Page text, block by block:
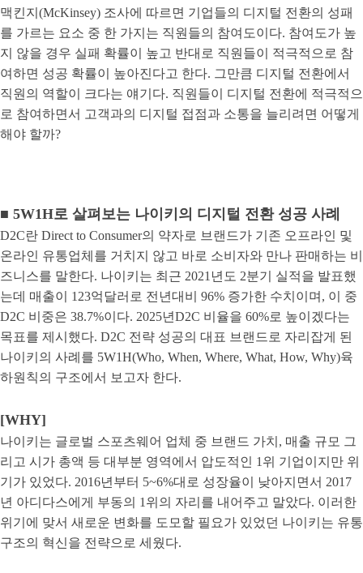
맥킨지(McKinsey) 조사에 따르면 기업들의 디지털 전환의 성패
를 가르는 요소 중 한 가지는 직원들의 참여도이다. 참여도가 높
지 않을 경우 실패 확률이 높고 반대로 직원들이 적극적으로 참
여하면 성공 확률이 높아진다고 한다. 그만큼 디지털 전환에서
직원의 역할이 크다는 얘기다. 직원들이 디지털 전환에 적극적으
로 참여하면서 고객과의 디지털 접점과 소통을 늘리려면 어떻게
해야 할까?
■ 5W1H로 살펴보는 나이키의 디지털 전환 성공 사례
D2C란 Direct to Consumer의 약자로 브랜드가 기존 오프라인 및
온라인 유통업체를 거치지 않고 바로 소비자와 만나 판매하는 비
즈니스를 말한다. 나이키는 최근 2021년도 2분기 실적을 발표했
는데 매출이 123억달러로 전년대비 96% 증가한 수치이며, 이 중
D2C 비중은 38.7%이다. 2025년D2C 비율을 60%로 높이겠다는
목표를 제시했다. D2C 전략 성공의 대표 브랜드로 자리잡게 된
나이키의 사례를 5W1H(Who, When, Where, What, How, Why)육
하원칙의 구조에서 보고자 한다.
[WHY]
나이키는 글로벌 스포츠웨어 업체 중 브랜드 가치, 매출 규모 그
리고 시가 총액 등 대부분 영역에서 압도적인 1위 기업이지만 위
기가 있었다. 2016년부터 5~6%대로 성장율이 낮아지면서 2017
년 아디다스에게 부동의 1위의 자리를 내어주고 말았다. 이러한
위기에 맞서 새로운 변화를 도모할 필요가 있었던 나이키는 유통
구조의 혁신을 전략으로 세웠다.